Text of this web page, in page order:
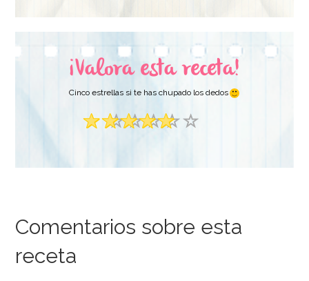
¡Valora esta receta!
Cinco estrellas si te has chupado los dedos
Comentarios sobre esta
receta